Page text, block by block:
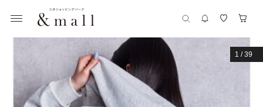
1 /39